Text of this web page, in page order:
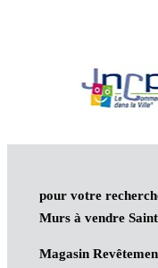
pour votre
Murs à vendre
Magasin